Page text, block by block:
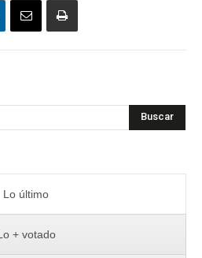
Buscar
Lo último
+ votado